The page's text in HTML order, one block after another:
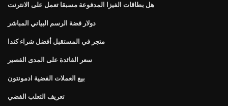
هل بطاقات الفيزا المدفوعة مسبقا تعمل على الانترنت
دولار فضة الرسم البياني المباشر
متجر في المستقبل أفضل شراء كندا
سعر الفائدة على المدى القصير
بيع العملات الفضية ادمونتون
تعريف الثعلب الفضي